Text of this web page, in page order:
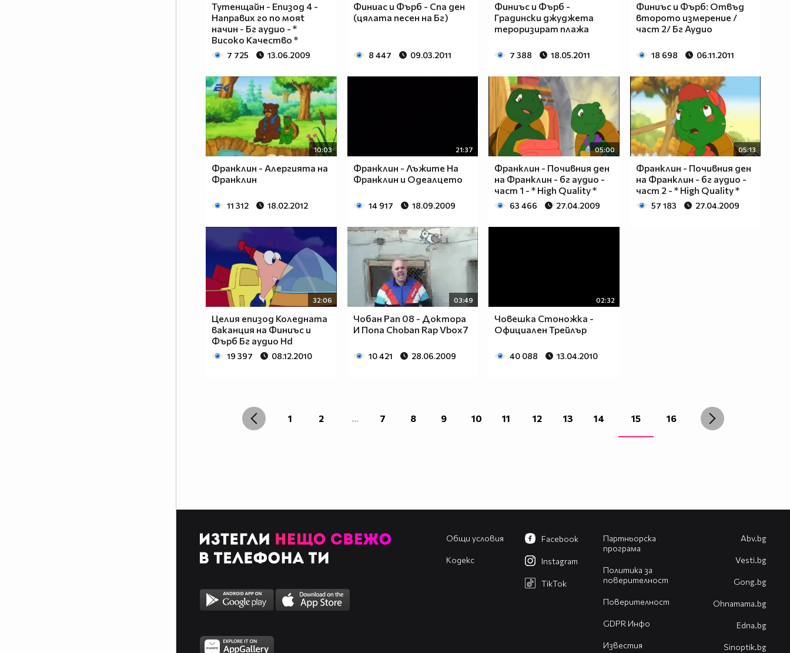
Тутенщайн - Епизод 4 -
Направих го по мояt
начин - Бг аудио - *
Високо Качество *
7 725 13.06.2009
Финиас и Фърб - Спа ден
(цялата песен на Бг)
8 447 09.03.2011
Финиъс и Фърб -
Градински джуджета
тероризират плажа
7 388 18.05.2011
Финиъс и Фърб: Отвъд
второто измерение /
част 2/ Бг Аудио
18 698 06.11.2011
10:03
Франклин - Алергията на
Франклин
11 312 18.02.2012
21:37
Франклин - Лъжите На
Франклин и Одеалцето
14 917 18.09.2009
05:00
Франклин - Почивния ден
на Франклин - бг аудио -
част 1 - * High Quality *
63 466 27.04.2009
05:13
Франклин - Почивния ден
на Франклин - бг аудио -
част 2 - * High Quality *
57 183 27.04.2009
32:06
Целия епизод Коледната
ваканция на Финиъс и
Фърб Бг аудио Hd
19 397 08.12.2010
03:49
Чобан Рап 08 - Доктора
И Попа Choban Rap Vbox7
10 421 28.06.2009
02:32
Човешка Стоножка -
Официален Трейлър
40 088 13.04.2010
1 2 ... 7 8 9 10 11 12 13 14 15 16
Общи условия
Кодекс
Партньорска
програма
Политика за
поверителност
Поверителност
GDPR Инфо
Известия
Facebook
Instagram
TikTok
Abv.bg
Vesti.bg
Gong.bg
Оhnamama.bg
Edna.bg
Sinoptik.bg